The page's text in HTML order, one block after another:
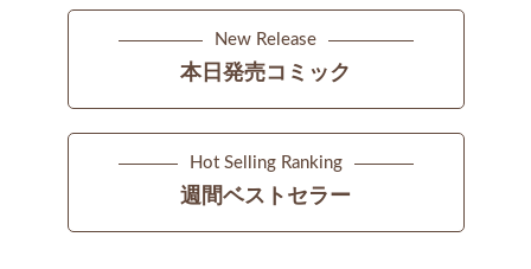
New Release
本日発売コミック
Hot Selling Ranking
週間ベストセラー